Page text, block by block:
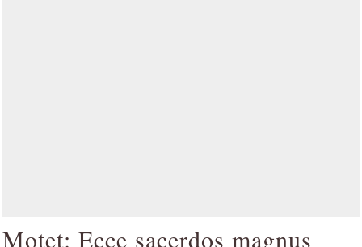
Motet: Ecce sacerdos magnus